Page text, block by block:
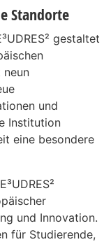
Standorte
gestaltet
neun
und
Institution
eine besondere
und Innovation.
für Studierende,